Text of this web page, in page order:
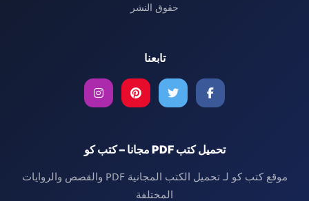
حقوق النشر
تابعنا
تحميل كتب PDF مجانا – كتب كو
موقع كتب كو لـ تحميل الكتب المجانية PDF والقصص والروايات
المختلفة